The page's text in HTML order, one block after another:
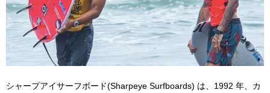
シャープアイサーフボード(Sharpeye Surfboards) は、1992 年、カ